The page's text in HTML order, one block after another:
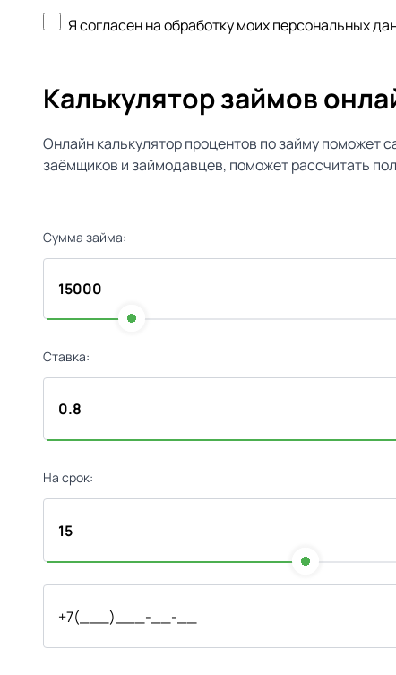
Я согласен на обработку моих персональных
Калькулятор займов
Онлайн калькулятор процентов по займу поможет
заёмщиков и займодавцев, поможет рассчитать
Сумма займа:
Ставка:
На срок: